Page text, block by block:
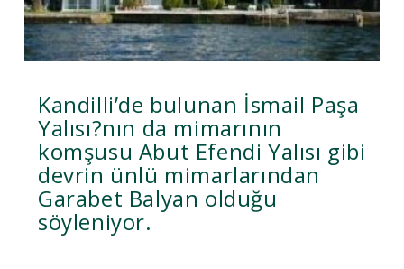
Kandilli’de bulunan İsmail Paşa
Yalısı?nın da mimarının
komşusu Abut Efendi Yalısı gibi
devrin ünlü mimarlarından
Garabet Balyan olduğu
söyleniyor.